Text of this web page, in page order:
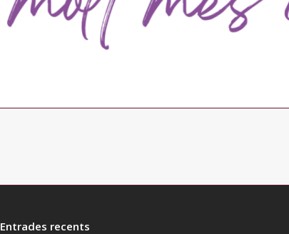
Entrades recents